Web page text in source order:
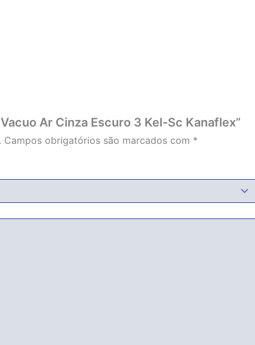
Ar Cinza Escuro 3 Kel-Sc Kanaflex”
Campos obrigatórios são marcados com *